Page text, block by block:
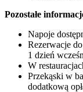
Pozostałe
Napoje
Rezerwacje
1 dzień
W
Przekąski w
dodatkową